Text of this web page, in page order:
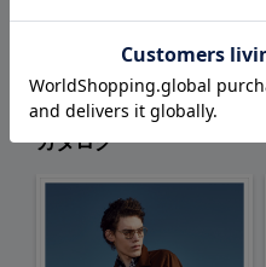
カタログ